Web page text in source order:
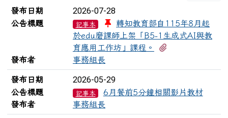
新聞列表
發布日期 2026-07-28
公告標題 記事本
轉知教育部自115年8月起
於edu磨課師上架「B5-1生成式AI與教
育應用工作坊」課程。
發布者
事務組長
發布日期 2026-05-29
公告標題 記事本
6月餐前5分鐘相關影片教材
發布者
事務組長